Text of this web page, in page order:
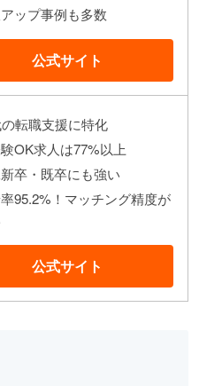
ップ事例も多数
公式サイト
転職支援に特化
OK求人は77%以上
卒・既卒にも強い
95.2%！マッチング精度が
公式サイト